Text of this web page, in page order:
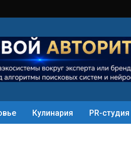
Кулинария PR-студия